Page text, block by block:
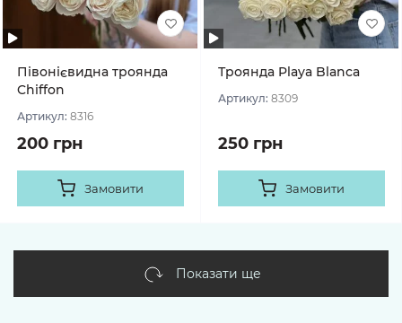
Півонієвидна троянда
Chiffon
Артикул: 8316
200 грн
Замовити
Троянда Playa Blanca
Артикул: 8309
250 грн
Замовити
Показати ще